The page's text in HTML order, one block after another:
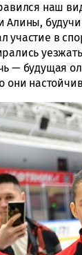
наш
Алины,
участие в
— будущая
они